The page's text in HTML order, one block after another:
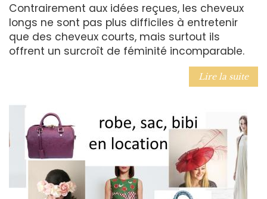
Contrairement aux idées reçues, les cheveux
longs ne sont pas plus difficiles à entretenir
que des cheveux courts, mais surtout ils
offrent un surcroît de féminité incomparable.
Lire la suite